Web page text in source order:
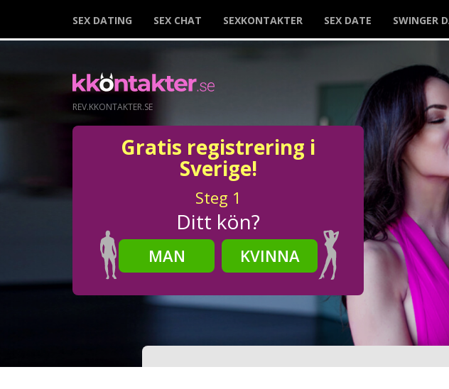
SEX DATING SEX CHAT SEXKONTAKTER SEX DATE SWINGER
REV.KKONTAKTER.SE
Gratis registrering i
Sverige!
Steg 1
Ditt kön?
MAN
KVINNA
Steg2
Ditt födelsedatum?